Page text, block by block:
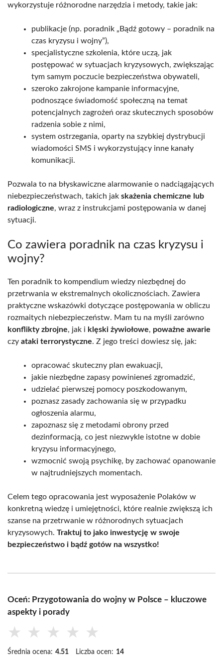
wykorzystuje różnorodne narzędzia i metody, takie jak:
publikacje (np. poradnik „Bądź gotowy – poradnik na
czas kryzysu i wojny”),
specjalistyczne szkolenia, które uczą, jak
postępować w sytuacjach kryzysowych, zwiększając
tym samym poczucie bezpieczeństwa obywateli,
szeroko zakrojone kampanie informacyjne,
podnoszące świadomość społeczną na temat
potencjalnych zagrożeń oraz skutecznych sposobów
radzenia sobie z nimi,
system ostrzegania, oparty na szybkiej dystrybucji
wiadomości SMS i wykorzystujący inne kanały
komunikacji.
Pozwala to na błyskawiczne alarmowanie o nadciągających
niebezpieczeństwach, takich jak skażenia chemiczne lub
radiologiczne, wraz z instrukcjami postępowania w danej
sytuacji.
Co zawiera poradnik na czas kryzysu i
wojny?
Ten poradnik to kompendium wiedzy niezbędnej do
przetrwania w ekstremalnych okolicznościach. Zawiera
praktyczne wskazówki dotyczące postępowania w obliczu
rozmaitych niebezpieczeństw. Mam tu na myśli zarówno
konflikty zbrojne, jak i klęski żywiołowe, poważne awarie
czy ataki terrorystyczne. Z jego treści dowiesz się, jak:
opracować skuteczny plan ewakuacji,
jakie niezbędne zapasy powinieneś zgromadzić,
udzielać pierwszej pomocy poszkodowanym,
poznasz zasady zachowania się w przypadku
ogłoszenia alarmu,
zapoznasz się z metodami obrony przed
dezinformacją, co jest niezwykle istotne w dobie
kryzysu informacyjnego,
wzmocnić swoją psychikę, by zachować opanowanie
w najtrudniejszych momentach.
Celem tego opracowania jest wyposażenie Polaków w
konkretną wiedzę i umiejętności, które realnie zwiększą ich
szanse na przetrwanie w różnorodnych sytuacjach
kryzysowych. Traktuj to jako inwestycję w swoje
bezpieczeństwo i bądź gotów na wszystko!
Oceń: Przygotowania do wojny w Polsce – kluczowe
aspekty i porady
★ ★ ★ ★ ★
Średnia ocena: 4.51 Liczba ocen: 14